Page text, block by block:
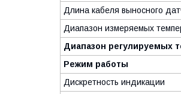
Длина кабеля выносного
Диапазон измеряемых
Диапазон регулируемых
Режим работы
​Дискретность индикации